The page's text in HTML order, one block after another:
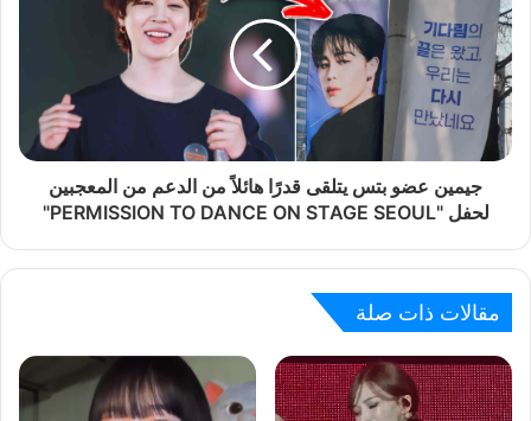
جيمين عضو بتس يتلقى قدرًا هائلاً من الدعم من المعجبين
لحفل "PERMISSION TO DANCE ON STAGE SEOUL"
مقالات ذات صلة